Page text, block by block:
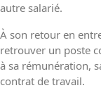
autre salarié.
À son retour en
retrouver un poste
à sa rémunération,
contrat de travail.